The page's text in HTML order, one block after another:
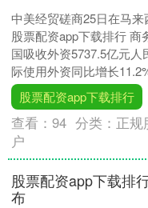
中美经贸磋商25日在马
股票配资app下载排行 商
国吸收外资5737.5亿元人
际使用外资同比增长
股票配资app下载排行
查看：94 分类： 正规
户
股票配资app下载排
布